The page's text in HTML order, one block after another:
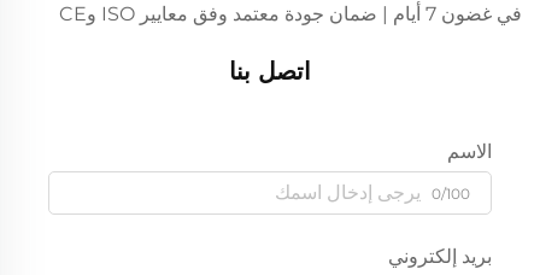
في غضون 7 أيام | ضمان جودة معتمد وفق معايير ISO وCE
اتصل بنا
الاسم
0/100
بريد إلكتروني